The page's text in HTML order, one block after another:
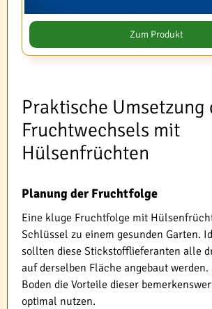
Zum Produkt
Praktische Umsetzung
Fruchtwechsels mit
Hülsenfrüchten
Planung der Fruchtfolge
Eine kluge Fruchtfolge mit
Schlüssel zu einem gesunden Garten.
sollten diese Stickstofflieferanten alle
auf derselben Fläche angebaut werden.
Boden die Vorteile dieser
optimal nutzen.